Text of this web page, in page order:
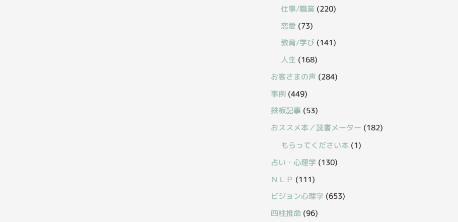
仕事/職業 (220)
恋愛 (73)
教育/学び (141)
人生 (168)
お客さまの声 (284)
事例 (449)
鉄板記事 (53)
おススメ本／読書メーター (182)
もらってください本 (1)
占い・心理学 (130)
ＮＬＰ (111)
ビジョン心理学 (653)
四柱推命 (96)